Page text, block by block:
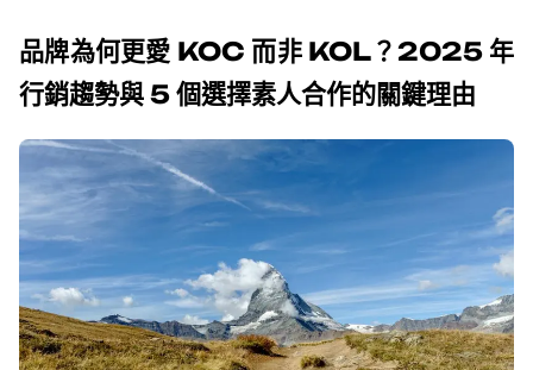
品牌為何更愛 KOC 而非 KOL？2025 年
行銷趨勢與 5 個選擇素人合作的關鍵理由